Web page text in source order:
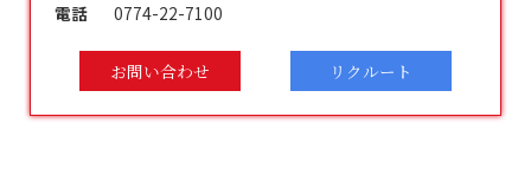
電話
0774-22-7100
お問い合わせ リクルート